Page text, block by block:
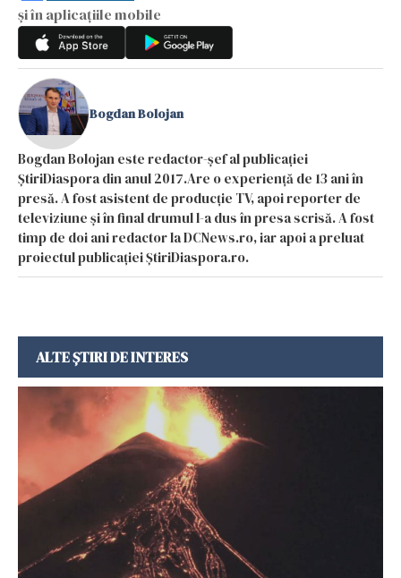
și în aplicațiile mobile
Bogdan Bolojan
Bogdan Bolojan este redactor-șef al publicației
ȘtiriDiaspora din anul 2017.Are o experiență de 13 ani în
presă. A fost asistent de producție TV, apoi reporter de
televiziune și în final drumul l-a dus în presa scrisă. A fost
timp de doi ani redactor la DCNews.ro, iar apoi a preluat
proiectul publicației ȘtiriDiaspora.ro.
ALTE ȘTIRI DE INTERES